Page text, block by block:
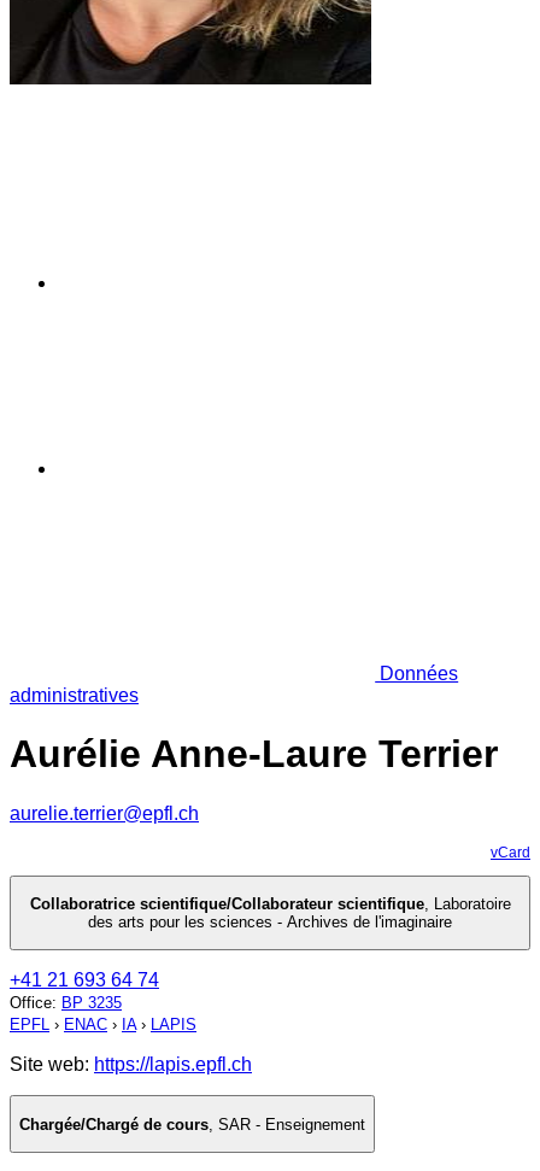
Données
administratives
Aurélie Anne-Laure Terrier
aurelie.terrier@epfl.ch
vCard
Collaboratrice scientifique/Collaborateur scientifique, Laboratoire
des arts pour les sciences - Archives de l'imaginaire
+41 21 693 64 74
Office: BP 3235
EPFL › ENAC › IA› LAPIS
Site web: https://lapis.epfl.ch
Chargée/Chargé de cours SAR - Enseignement